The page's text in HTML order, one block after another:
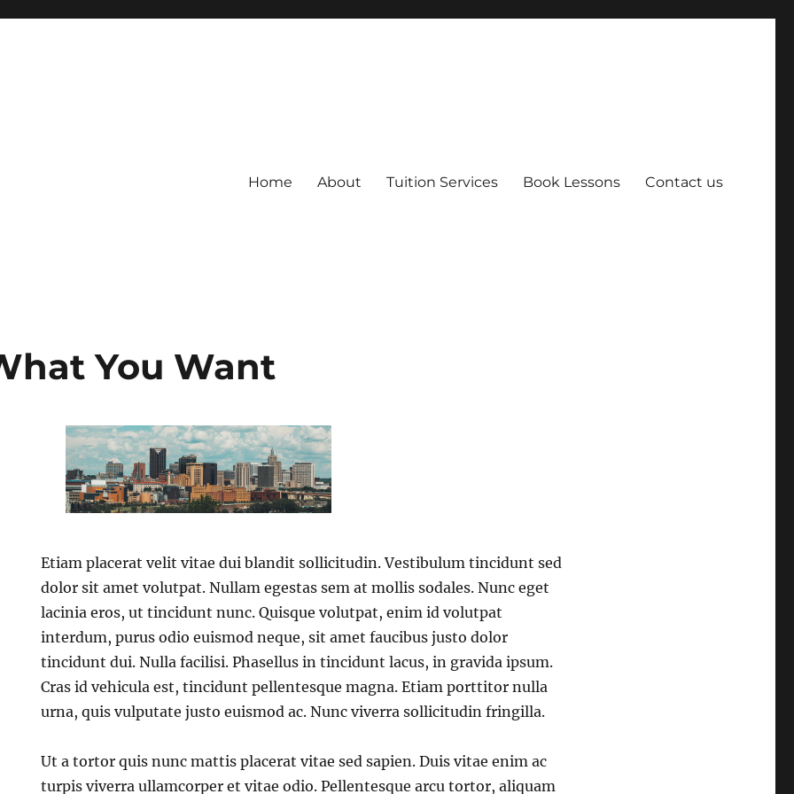
Home About Tuition Services Book Lessons Contact us
You Want
Etiam placerat velit vitae dui blandit sollicitudin. Vestibulum tincidunt sed
dolor sit amet volutpat. Nullam egestas sem at mollis sodales. Nunc eget
lacinia eros, ut tincidunt nunc. Quisque volutpat, enim id volutpat
interdum, purus odio euismod neque, sit amet faucibus justo dolor
tincidunt dui. Nulla facilisi. Phasellus in tincidunt lacus, in gravida ipsum.
Cras id vehicula est, tincidunt pellentesque magna. Etiam porttitor nulla
urna, quis vulputate justo euismod ac. Nunc viverra sollicitudin fringilla.
Ut a tortor quis nunc mattis placerat vitae sed sapien. Duis vitae enim ac
turpis viverra ullamcorper et vitae odio. Pellentesque arcu tortor, aliquam